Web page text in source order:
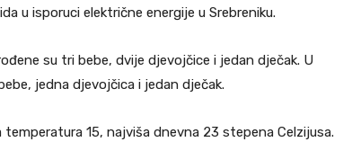
u isporuci električne energije u Srebreniku.
su tri bebe, dvije djevojčice i jedan dječak. U
jedna djevojčica i jedan dječak.
15, najviša dnevna 23 stepena Celzijusa.